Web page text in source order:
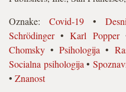
Oznake: Covid-19 •
Schrödinger•Karl Popper
Chomsky •Psihologija •
Socialna psihologija •
• Znanost